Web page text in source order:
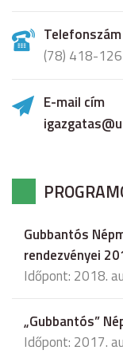
Telefonszám
(78) 418-126
E-mail cím
Gubbantós
rendezvényei
Időpont: 2018.
„Gubbantós”
Időpont: 2017.